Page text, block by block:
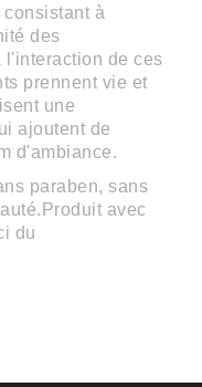
à
des
l'interaction de ces
prennent vie et
une
ajoutent de
d'ambiance.
paraben, sans
avec
du